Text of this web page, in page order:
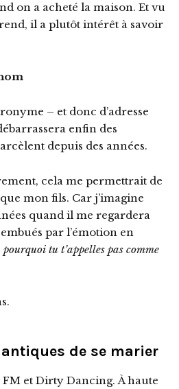
on a acheté la maison. Et vu
il a plutôt intérêt à savoir
– et donc d’adresse
enfin des
depuis des années.
cela me permettrait de
mon fils. Car j’imagine
quand il me regardera
par l’émotion en
tu t’appelles pas comme
de se marier
et Dirty Dancing. À haute